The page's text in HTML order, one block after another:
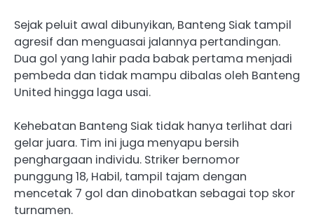
Sejak peluit awal dibunyikan, Banteng Siak tampil
agresif dan menguasai jalannya pertandingan.
Dua gol yang lahir pada babak pertama menjadi
pembeda dan tidak mampu dibalas oleh Banteng
United hingga laga usai.
Kehebatan Banteng Siak tidak hanya terlihat dari
gelar juara. Tim ini juga menyapu bersih
penghargaan individu. Striker bernomor
punggung 18, Habil, tampil tajam dengan
mencetak 7 gol dan dinobatkan sebagai top skor
turnamen.